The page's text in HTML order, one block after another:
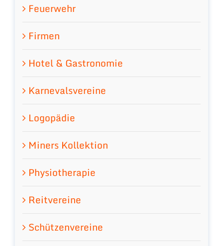
Feuerwehr
Firmen
Hotel & Gastronomie
Karnevalsvereine
Logopädie
Miners Kollektion
Physiotherapie
Reitvereine
Schützenvereine